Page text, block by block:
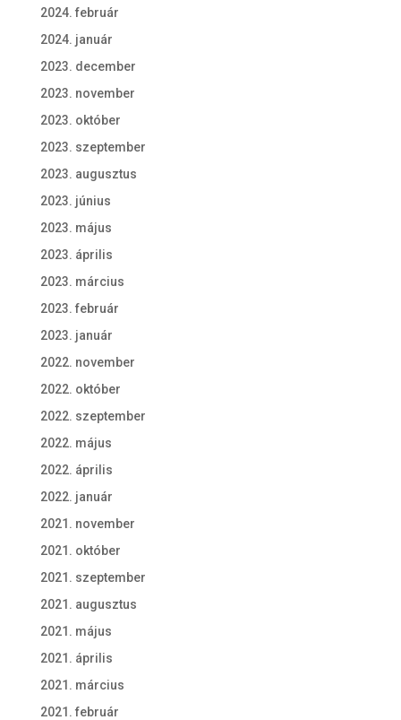
2024. február
2024. január
2023. december
2023. november
2023. október
2023. szeptember
2023. augusztus
2023. június
2023. május
2023. április
2023. március
2023. február
2023. január
2022. november
2022. október
2022. szeptember
2022. május
2022. április
2022. január
2021. november
2021. október
2021. szeptember
2021. augusztus
2021. május
2021. április
2021. március
2021. február